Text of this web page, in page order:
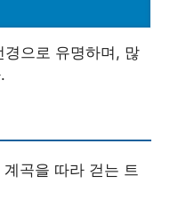
으로 유명하며, 많
곡을 따라 걷는 트